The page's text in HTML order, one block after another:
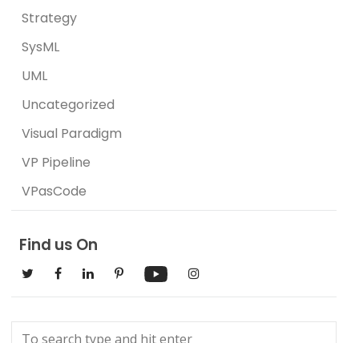
Strategy
SysML
UML
Uncategorized
Visual Paradigm
VP Pipeline
VPasCode
Find us On